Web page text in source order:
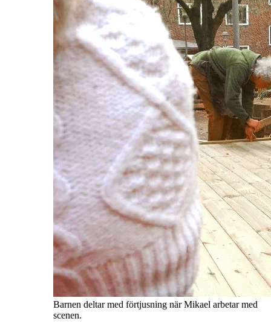
Barnen deltar med förtjusning när Mikael arbetar med
scenen.